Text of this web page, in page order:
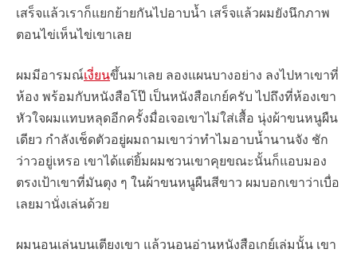
เสร็จแล้วเราก็แยกย้ายกันไปอาบน้ำ เสร็จแล้วผมยังนึกภาพ
ตอนไข่เห็นไข่เขาเลย
ผมมีอารมณ์เงี่ยนขึ้นมาเลย ลองแผนบางอย่าง ลงไปหาเขาที่
ห้อง พร้อมกับหนังสือโป๊ เป็นหนังสือเกย์ครับ ไปถึงที่ห้องเขา
หัวใจผมแทบหลุดอีกครั้งมื่อเจอเขาไม่ใส่เสื้อ นุ่งผ้าขนหนูผืน
เดียว กำลังเช็ดตัวอยู่ผมถามเขาว่าทำไมอาบน้ำนานจัง ชัก
ว่าวอยู่เหรอ เขาได้แต่ยิ้มผมชวนเขาคุยขณะนั้นก็แอบมอง
ตรงเป้าเขาที่มันตุง ๆ ในผ้าขนหนูผืนสีขาว ผมบอกเขาว่าเบื่อ
เลยมานั่งเล่นด้วย
ผมนอนเล่นบนเตียงเขา แล้วนอนอ่านหนังสือเกย์เล่มนั้น เขา